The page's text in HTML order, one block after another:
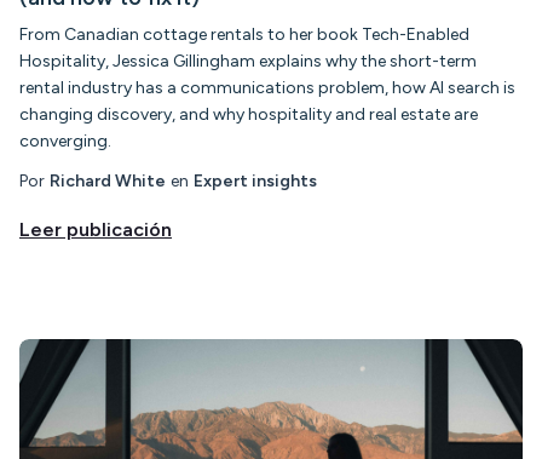
From Canadian cottage rentals to her book Tech-Enabled
Hospitality, Jessica Gillingham explains why the short-term
rental industry has a communications problem, how AI search is
changing discovery, and why hospitality and real estate are
converging.
Por Richard White en Expert insights
Leer publicación